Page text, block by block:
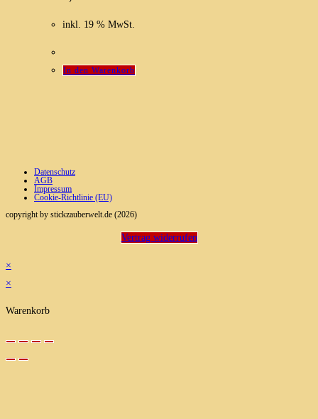
inkl. 19 % MwSt.
In den Warenkorb
Datenschutz
AGB
Impressum
Cookie-Richtlinie (EU)
copyright by stickzauberwelt.de (2026)
Vertrag widerrufen
×
×
Warenkorb